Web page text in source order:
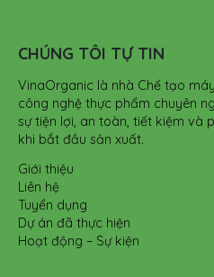
CHÚNG TÔI TỰ TIN
VinaOrganic là nhà Chế tạo
công nghệ thực phẩm chuyên
sự tiện lợi, an toàn, tiết kiệm và
khi bắt đầu sản xuất.
Giới thiệu
Liên hệ
Tuyển dụng
Dự án đã thực hiện
Hoạt động – Sự kiện